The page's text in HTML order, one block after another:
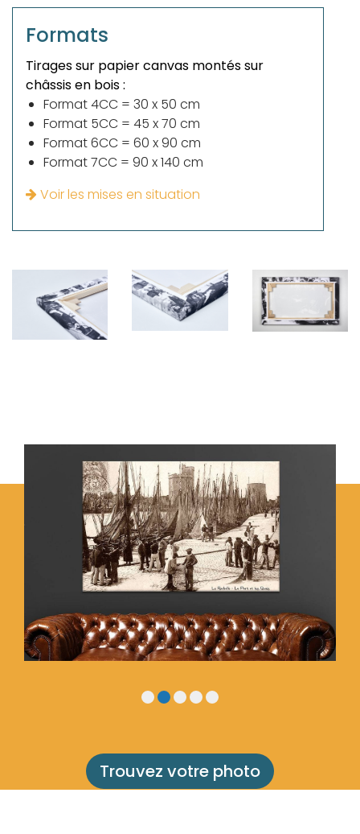
Formats
Tirages sur papier canvas montés sur
châssis en bois :
Format 4CC = 30 x 50 cm
Format 5CC = 45 x 70 cm
Format 6CC = 60 x 90 cm
Format 7CC = 90 x 140 cm
Voir les mises en situation
Trouvez votre photo